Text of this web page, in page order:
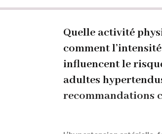
d'ArianeQuelle activité
comment
influencent le
adultes
recommandations